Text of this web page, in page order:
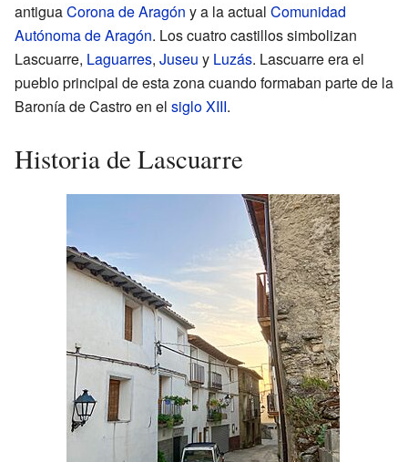
antiguaCorona de Aragón y a la actual Comunidad
Autónoma de Aragón. Los cuatro castillos simbolizan
Lascuarre, Laguarres, Juseu y Luzás. Lascuarre era el
pueblo principal de esta zona cuando formaban parte de la
Baronía de Castro en el siglo XIII.
Historia de Lascuarre